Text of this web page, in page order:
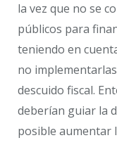
la vez que no se
públicos para
teniendo en
no
descuido fiscal.
deberían guiar la
posible aumentar